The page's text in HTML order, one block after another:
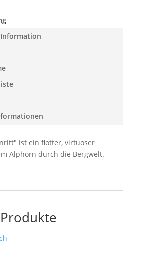
ist ein flotter, virtuoser
Alphorn durch die Bergwelt.